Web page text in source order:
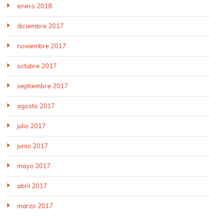
enero 2018
diciembre 2017
noviembre 2017
octubre 2017
septiembre 2017
agosto 2017
julio 2017
junio 2017
mayo 2017
abril 2017
marzo 2017